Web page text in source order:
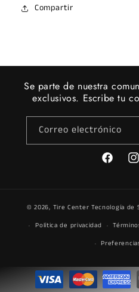
Compartir
Se parte de nuestra
exclusivos. Escribe tu
Correo electrónico
Facebook
© 2026, Tire Center Tecnología de
Política de privacidad